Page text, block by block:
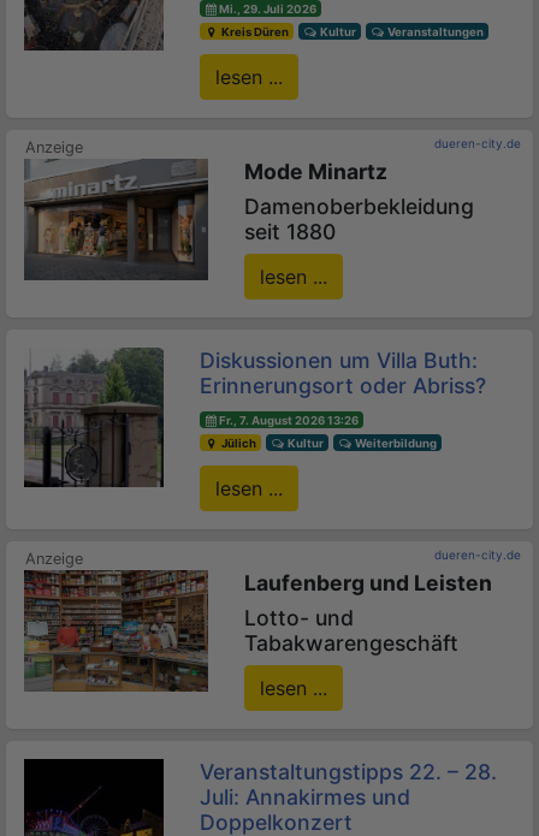
Mi., 29. Juli 2026
Kreis Düren
Kultur Veranstaltungen
lesen ...
dueren-city.de
Mode Minartz
Damenoberbekleidung
seit 1880
lesen ...
Diskussionen um Villa Buth:
Erinnerungsort oder Abriss?
Fr., 7. August 2026 13:26
Jülich
Kultur Weiterbildung
lesen ...
dueren-city.de
Laufenberg und Leisten
Lotto- und
Tabakwarengeschäft
lesen ...
Veranstaltungstipps 22. – 28.
Juli: Annakirmes und
Doppelkonzert